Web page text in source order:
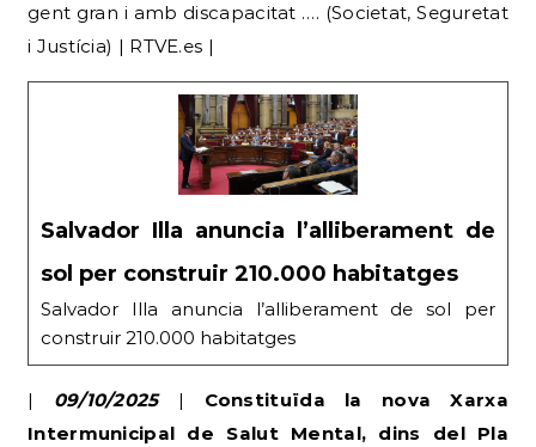
gent gran i amb discapacitat …. (Societat, Seguretat
i Justícia) | RTVE.es |
Salvador Illa anuncia l’alliberament de
sol per construir 210.000 habitatges
Salvador Illa anuncia l’alliberament de sol per
construir 210.000 habitatges
| 09/10/2025| Constituïda la nova Xarxa
Intermunicipal de Salut Mental, dins del Pla